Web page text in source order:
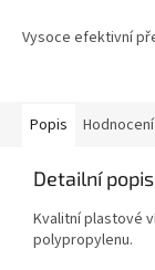
Vysoce efektivní
Popis Hodnocení
Detailní
Kvalitní plastové
polypropylenu.